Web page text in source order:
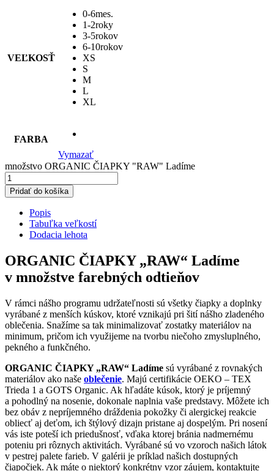
VEĽKOSŤ
0-6mes.
1-2roky
3-5rokov
6-10rokov
XS
S
M
L
XL
FARBA
Vymazať
množstvo ORGANIC ČIAPKY "RAW" Ladíme
Pridať do košíka
Popis
Tabuľka veľkostí
Dodacia lehota
ORGANIC ČIAPKY „RAW“ Ladíme
v množstve farebných odtieňov
V rámci nášho programu udržateľnosti sú všetky čiapky a doplnky
vyrábané z menších kúskov, ktoré vznikajú pri šití nášho zladeného
oblečenia. Snažíme sa tak minimalizovať zostatky materiálov na
minimum, pričom ich využijeme na tvorbu niečoho zmysluplného,
pekného a funkčného.
ORGANIC ČIAPKY „RAW“ Ladíme sú vyrábané z rovnakých
materiálov ako naše oblečenie. Majú certifikácie OEKO – TEX
Trieda 1 a GOTS Organic. Ak hľadáte kúsok, ktorý je príjemný
a pohodlný na nosenie, dokonale naplnia vaše predstavy. Môžete ich
bez obáv z nepríjemného dráždenia pokožky či alergickej reakcie
obliecť aj deťom, ich štýlový dizajn pristane aj dospelým. Pri nosení
vás iste poteší ich priedušnosť, vďaka ktorej bránia nadmernému
poteniu pri rôznych aktivitách. Vyrábané sú vo vzoroch našich látok
v pestrej palete farieb. V galérii je príklad našich dostupných
čiapočiek. Ak máte o niektorý konkrétny vzor záujem, kontaktujte